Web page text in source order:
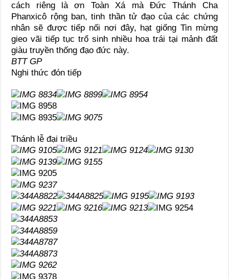
cách riêng là ơn Toàn Xá mà Đức Thánh Cha
Phanxicô rộng ban, tinh thần tử đạo của các chứng
nhân sẽ được tiếp nối nơi đây, hạt giống Tin mừng
gieo vãi tiếp tục trổ sinh nhiều hoa trái tại mảnh đất
giàu truyền thống đạo đức này.
BTT GP
Nghi thức đón tiếp
Thánh lễ đại triều